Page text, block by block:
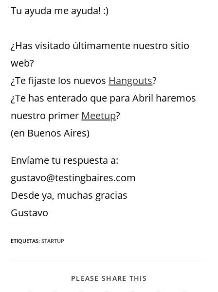
Tu ayuda me ayuda! :)​
​¿Has visitado últimamente nuestro sitio
web?
¿Te fijaste los nuevos Hangouts?​
​¿Te has enterado que para Abril haremos
nuestro primer Meetup?​
(en Buenos Aires)
Envíame tu respuesta a:
gustavo@testingbaires.com
​Desde ya, muchas gracias
Gustavo
ETIQUETAS:STARTUP
PLEASE SHARE THIS